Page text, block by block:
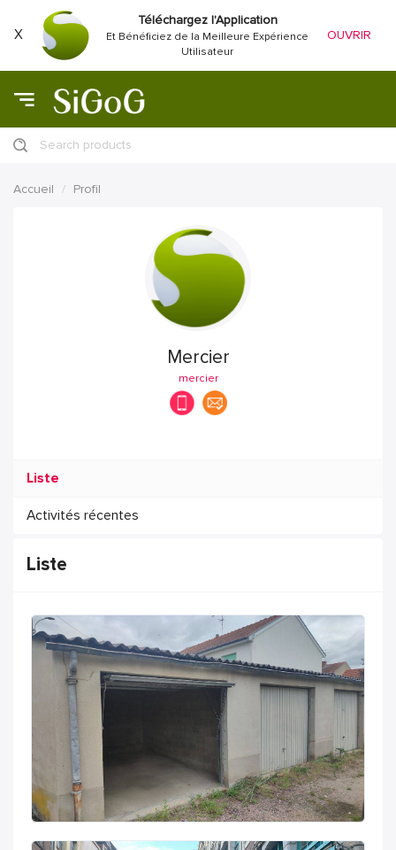
X
Téléchargez l'Application
Et Bénéficiez de la Meilleure Expérience
Utilisateur
OUVRIR
Search products
Accueil Profil
Mercier
mercier
Liste
Activités récentes
Liste